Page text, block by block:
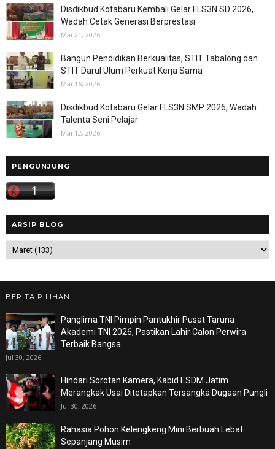
Disdikbud Kotabaru Kembali Gelar FLS3N SD 2026,
Wadah Cetak Generasi Berprestasi
Mai 21, 2026
Bangun Pendidikan Berkualitas, STIT Tabalong dan
STIT Darul Ulum Perkuat Kerja Sama
Mai 16, 2026
Disdikbud Kotabaru Gelar FLS3N SMP 2026, Wadah
Talenta Seni Pelajar
Mai 12, 2026
PENGUNJUNG
ARSIP BLOG
BERITA PILIHAN
Panglima TNI Pimpin Pantukhir Pusat Taruna
Akademi TNI 2026, Pastikan Lahir Calon Perwira
Terbaik Bangsa
Jul 30, 2026
Hindari Sorotan Kamera, Kabid ESDM Jatim
Merangkak Usai Ditetapkan Tersangka Dugaan Pungli
Jul 30, 2026
Rahasia Pohon Kelengkeng Mini Berbuah Lebat
Sepanjang Musim